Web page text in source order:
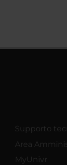
Supporto
Area
MyUnivr